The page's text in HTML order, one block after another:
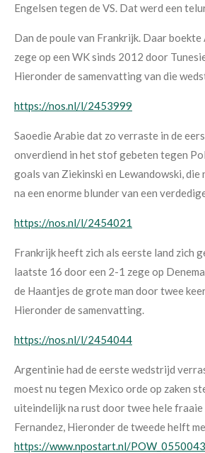
Engelsen tegen de VS. Dat werd een
Dan de poule van Frankrijk. Daar
zege op een WK sinds 2012 door
Hieronder de samenvatting van die
https://nos.nl/l/2453999
Saoedie Arabie dat zo verraste in de
onverdiend in het stof gebeten tegen
goals van Ziekinski en Lewandowski, die
na een enorme blunder van een
https://nos.nl/l/2454021
Frankrijk heeft zich als eerste land zich
laatste 16 door een 2-1 zege op
de Haantjes de grote man door twee
Hieronder de samenvatting.
https://nos.nl/l/2454044
Argentinie had de eerste wedstrijd
moest nu tegen Mexico orde op zaken
uiteindelijk na rust door twee hele fraaie
Fernandez, Hieronder de tweede helft
https://www.npostart.nl/